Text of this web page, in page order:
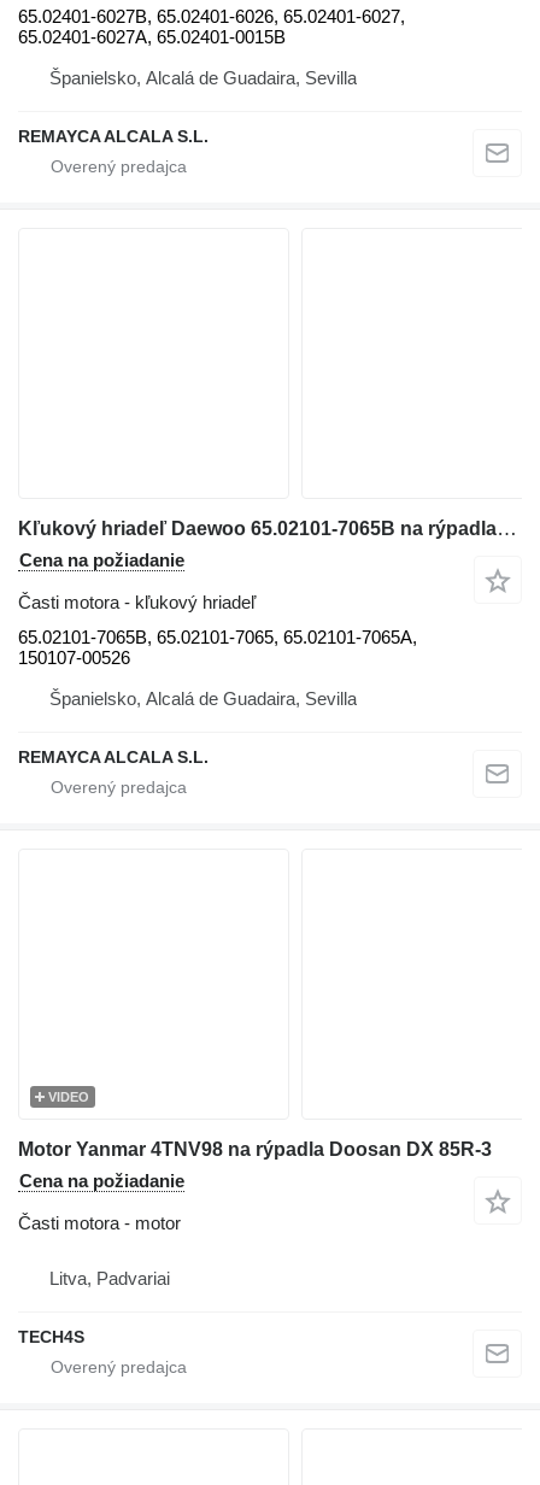
65.02401-6027B, 65.02401-6026, 65.02401-6027,
65.02401-6027A, 65.02401-0015B
Španielsko, Alcalá de Guadaira, Sevilla
REMAYCA ALCALA S.L.
Kľukový hriadeľ Daewoo 65.02101-7065B na rýpadla-nakladača Doosan DX420LC / DX480LC / DX520LC-LCA
Cena na požiadanie
Časti motora - kľukový hriadeľ
65.02101-7065B, 65.02101-7065, 65.02101-7065A,
150107-00526
Španielsko, Alcalá de Guadaira, Sevilla
REMAYCA ALCALA S.L.
VIDEO
Motor Yanmar 4TNV98 na rýpadla Doosan DX 85R-3
Cena na požiadanie
Časti motora - motor
Litva, Padvariai
TECH4S